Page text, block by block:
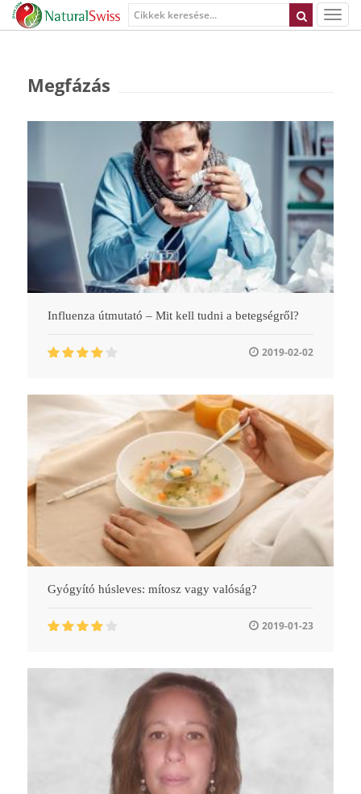
Megfázás
Influenza útmutató – Mit kell tudni a betegségről?
2019-02-02
Gyógyító húsleves: mítosz vagy valóság?
2019-01-23